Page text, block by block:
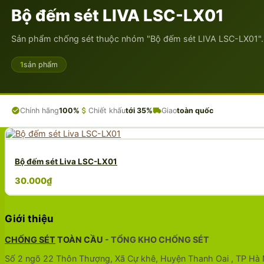
0
Chưa có sản phẩm trong giỏ hàng.
Bộ đếm sét LIVA LSC-LX01
Sản phẩm chống sét thuộc nhóm "Bộ đếm sét LIVA LSC-LX01".
1sản phẩm
Chính hãng100% Chiết khấutới 35% Giaotoàn quốc
Bộ đếm sét Liva LSC-LX01
30.000₫
Giới thiệu
CHỐNG SÉT TOÀN CẦU - TỔNG KHO CHỐNG SÉT
Số 2 ngõ 22 Thôn Thượng, Xã Cự khê, Huyện Thanh Oai , TP Hà